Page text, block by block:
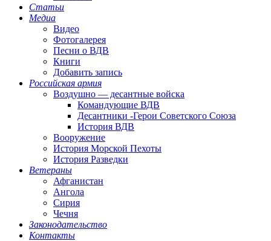
Статьи
Медиа
Видео
Фотогалерея
Песни о ВДВ
Книги
Добавить запись
Российская армия
Воздушно — десантные войска
Командующие ВДВ
Десантники -Герои Советского Союза
История ВДВ
Вооружение
История Морской Пехоты
История Разведки
Ветераны
Афганистан
Ангола
Сирия
Чечня
Законодательство
Контакты